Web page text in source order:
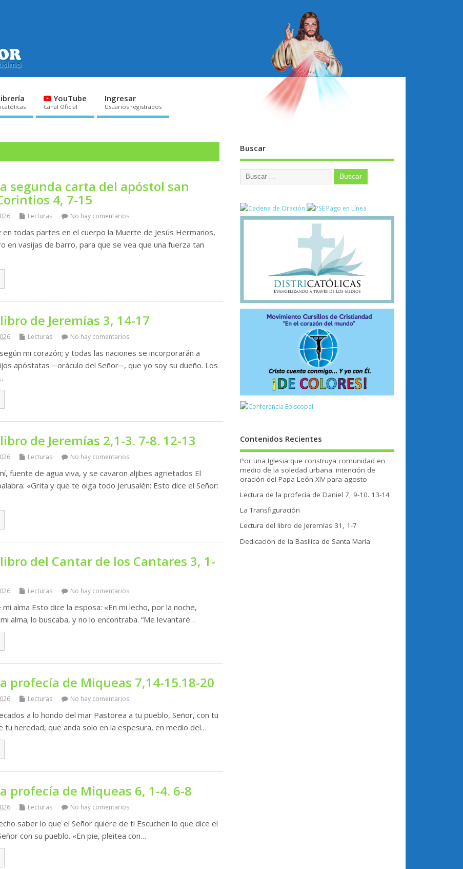
YouTube
Canal Oficial
Ingresar
Usuarios registrados
segunda carta del apóstol san
4, 7-15
Lecturas No hay comentarios
todas partes en el cuerpo la Muerte de Jesús Hermanos,
en vasijas de barro, para que se vea que una fuerza tan
de Jeremías 3, 14-17
Lecturas No hay comentarios
mi corazón; y todas las naciones se incorporarán a
apóstatas ─oráculo del Señor─, que yo soy su dueño. Los
de Jeremías 2,1-3. 7-8. 12-13
Lecturas No hay comentarios
fuente de agua viva, y se cavaron aljibes agrietados El
«Grita y que te oiga todo Jerusalén: Esto dice el Señor:
del Cantar de los Cantares 3, 1-
Lecturas No hay comentarios
alma Esto dice la esposa: «En mi lecho, por la noche,
alma; lo buscaba, y no lo encontraba. “Me levantaré…
profecía de Miqueas 7,14-15.18-20
Lecturas No hay comentarios
a lo hondo del mar Pastorea a tu pueblo, Señor, con tu
tu heredad, que anda solo en la espesura, en medio del…
profecía de Miqueas 6, 1-4. 6-8
Lecturas No hay comentarios
saber lo que el Señor quiere de ti Escuchen lo que dice el
con su pueblo. «En pie, pleitea con…
Buscar
Contenidos Recientes
Por una Iglesia que construya comunidad en
medio de la soledad urbana: intención de
oración del Papa León XIV para agosto
Lectura de la profecía de Daniel 7, 9-10. 13-14
La Transfiguración
Lectura del libro de Jeremías 31, 1-7
Dedicación de la Basílica de Santa María